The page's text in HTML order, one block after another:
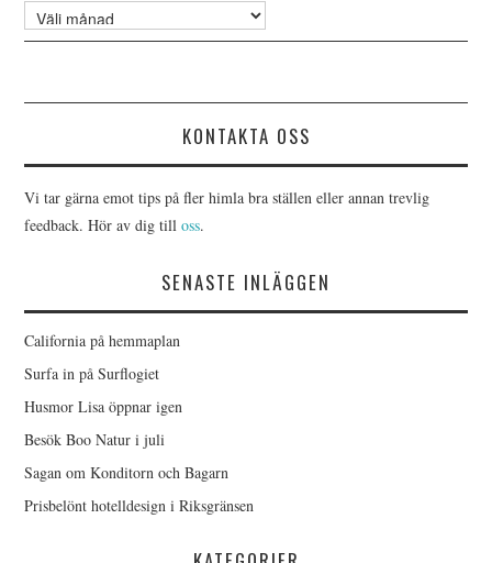
Arkiv
KONTAKTA OSS
Vi tar gärna emot tips på fler himla bra ställen eller annan trevlig
feedback. Hör av dig tilloss.
SENASTE INLÄGGEN
California på hemmaplan
Surfa in på Surflogiet
Husmor Lisa öppnar igen
Besök Boo Natur i juli
Sagan om Konditorn och Bagarn
Prisbelönt hotelldesign i Riksgränsen